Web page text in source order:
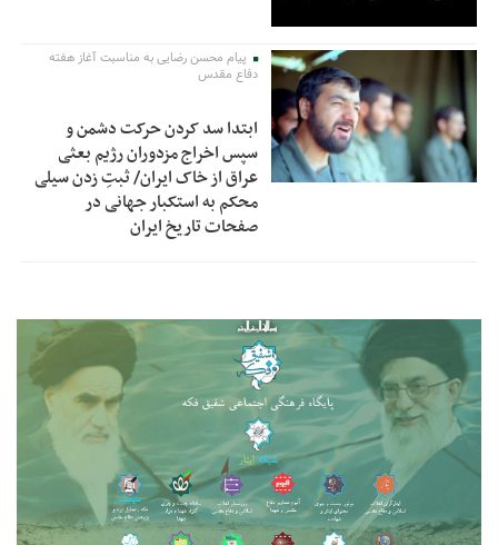
پیام محسن رضایی به مناسبت آغاز هفته
دفاع مقدس
ابتدا سد کردن حرکت دشمن و
سپس اخراج مزدوران رژیم بعثی
عراق از خاک ایران/ ثبتِ زدن سیلی
محکم به استکبار جهانی در
صفحات تاریخ ایران